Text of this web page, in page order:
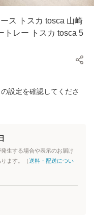
ス トスカ tosca 山崎
トレー トスカ tosca 5
設定を確認してくださ
生する場合や表示のお届け
ます。（送料・配送につい